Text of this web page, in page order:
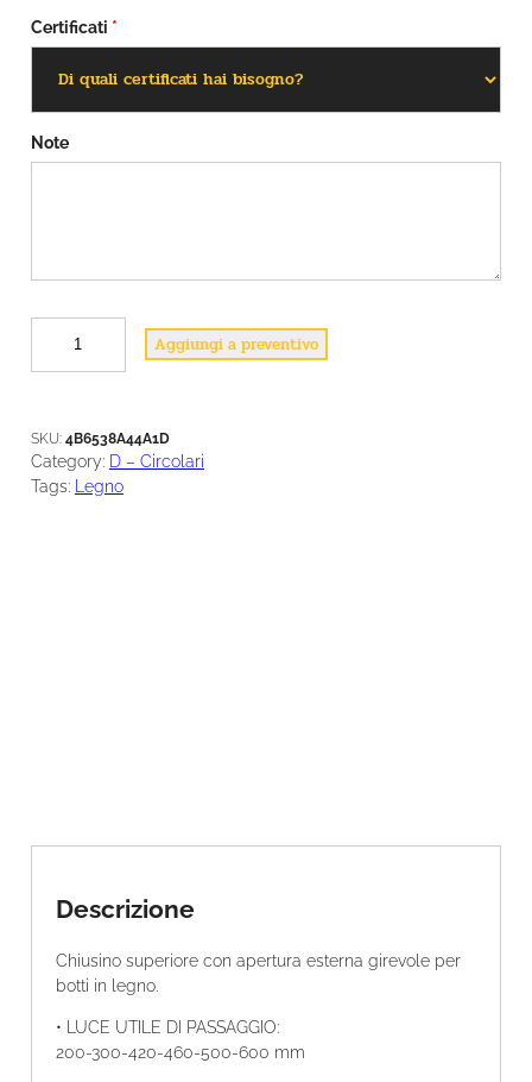
Certificati *
Note
7
a
n
Aggiungi a preventivo
SKU: 4B6538A44A1D
Category: D – Circolari
Tags:
Legno
Descrizione
Chiusino superiore con apertura esterna girevole per
botti in legno.
• LUCE UTILE DI PASSAGGIO:
200-300-420-460-500-600 mm